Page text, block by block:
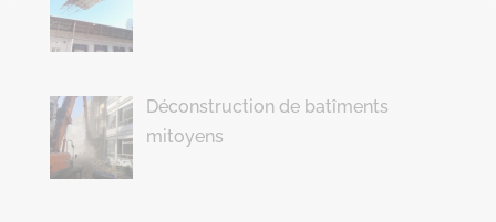
Déconstruction de batîments
mitoyens